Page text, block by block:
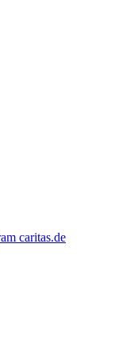
caritas.de